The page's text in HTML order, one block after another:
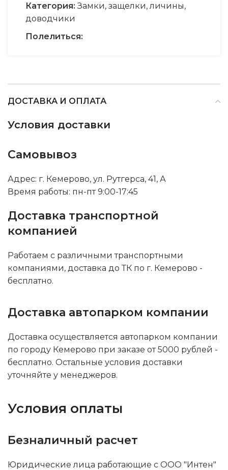
Категория: Замки, защелки, личины,
доводчики
Полелиться:
ДОСТАВКА И ОПЛАТА
Условия доставки
Самовывоз
Адрес: г. Кемерово, ул. Рутгерса, 41, А
Время работы: пн-пт 9:00-17:45
Доставка транспортной
компанией
Работаем с различными транспортными
компаниями, доставка до ТК по г. Кемерово -
бесплатно.
Доставка автопарком компании
Доставка осуществляется автопарком компании
по городу Кемерово при заказе от 5000 рублей -
бесплатно. Остальные условия доставки
уточняйте у менеджеров.
Условия оплаты
Безналичный расчет
Юридические лица работающие с ООО "Интен"